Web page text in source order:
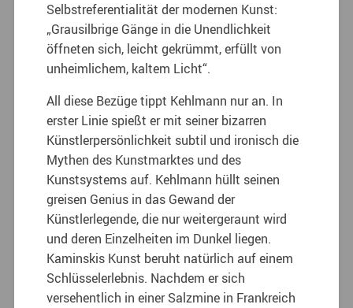
Selbstreferentialität der modernen Kunst:
„Grausilbrige Gänge in die Unendlichkeit
öffneten sich, leicht gekrümmt, erfüllt von
unheimlichem, kaltem Licht“.
All diese Bezüge tippt Kehlmann nur an. In
erster Linie spießt er mit seiner bizarren
Künstlerpersönlichkeit subtil und ironisch die
Mythen des Kunstmarktes und des
Kunstsystems auf. Kehlmann hüllt seinen
greisen Genius in das Gewand der
Künstlerlegende, die nur weitergeraunt wird
und deren Einzelheiten im Dunkel liegen.
Kaminskis Kunst beruht natürlich auf einem
Schlüsselerlebnis. Nachdem er sich
versehentlich in einer Salzmine in Frankreich